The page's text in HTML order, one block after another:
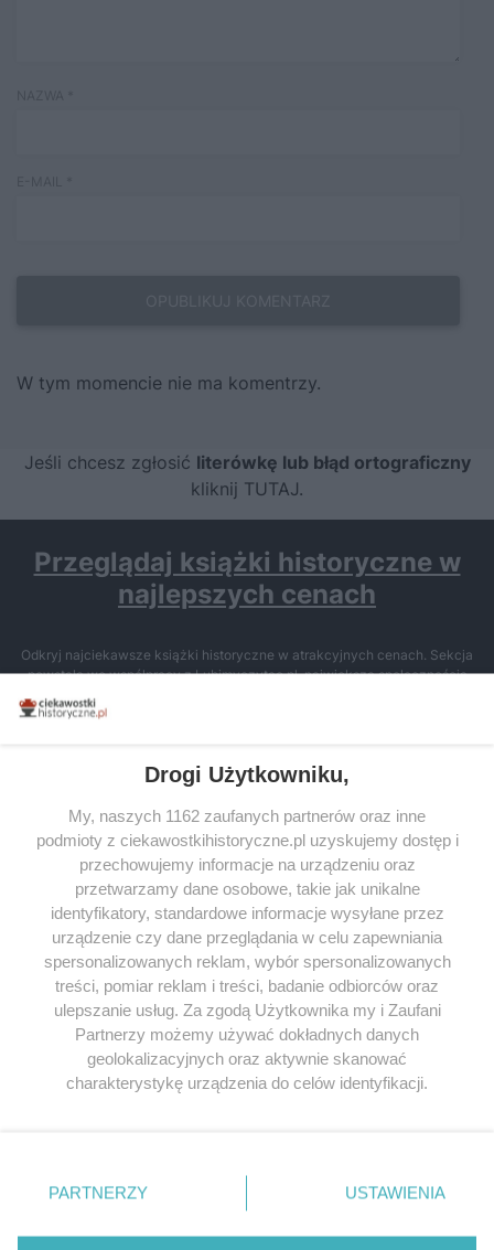
W tym momencie nie ma komentrzy.
Jeśli chcesz zgłosić literówkę lub błąd ortograficzny
kliknij TUTAJ.
Przeglądaj książki historyczne w
najlepszych cenach
Odkryj najciekawsze książki historyczne w atrakcyjnych cenach. Sekcja
powstała we współpracy z Lubimyczytac.pl, największą społecznością
tytułów najwyżej ocenianych przez czytelników.
SERWIS
SPOŁECZNOŚĆ
WSPÓŁPRACA
KONTAKT
ODWIEDŹ RÓWNIEŻ:
Drogi Użytkowniku,
My, naszych 1162 zaufanych partnerów oraz inne
podmioty z ciekawostkihistoryczne.pl uzyskujemy dostęp i
przechowujemy informacje na urządzeniu oraz
przetwarzamy dane osobowe, takie jak unikalne
identyfikatory, standardowe informacje wysyłane przez
urządzenie czy dane przeglądania w celu zapewniania
spersonalizowanych reklam, wybór spersonalizowanych
treści, pomiar reklam i treści, badanie odbiorców oraz
ulepszanie usług. Za zgodą Użytkownika my i Zaufani
Partnerzy możemy używać dokładnych danych
geolokalizacyjnych oraz aktywnie skanować
charakterystykę urządzenia do celów identyfikacji.
zmienić/wycofać klikając przycisk ustawień prywatności
znajdujący się w lewym dolnym rogu strony
. Niektóre
PARTNERZY USTAWIENIA